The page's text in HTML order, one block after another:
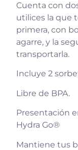
Cuenta con
utilices la que
primera, con
agarre, y la
transportarla.
Incluye 2
Libre de BPA.
Presentación
Hydra Go®
Mantiene tus